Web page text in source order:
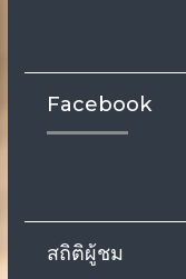
Facebook
สถิติผู้ชม